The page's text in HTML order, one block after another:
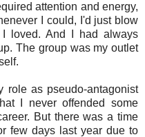
attention and energy,
I could, I'd just blow
loved. And I had always
The group was my outlet
role as pseudo-antagonist
I never offended some
But there was a time
few days last year due to